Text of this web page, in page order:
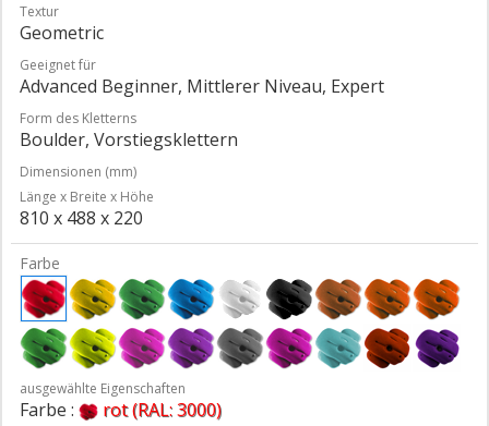
Textur
Geometric
Geeignet für
Advanced Beginner, Mittlerer Niveau, Expert
Form des Kletterns
Boulder, Vorstiegsklettern
Dimensionen (mm)
Länge x Breite x Höhe
810 x 488 x 220
Farbe
ausgewählte Eigenschaften
Farbe : rot (RAL: 3000)